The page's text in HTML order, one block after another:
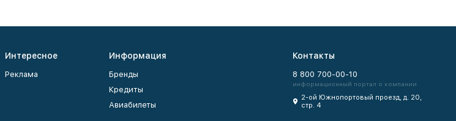
Интересное
Реклама
Информация
Бренды
Кредиты
Авиабилеты
Контакты
8 800 700-00-10
информационный портал о компании
2-ой Южнопортовый проезд, д. 20,
стр. 4